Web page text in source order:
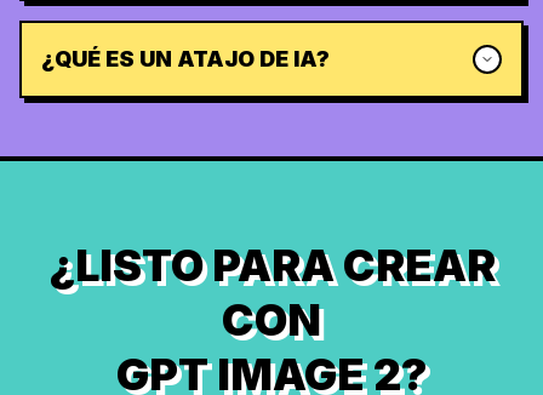
¿QUÉ ES UN ATAJO DE IA?
¿LISTO PARA CREAR
CON
GPT IMAGE 2?